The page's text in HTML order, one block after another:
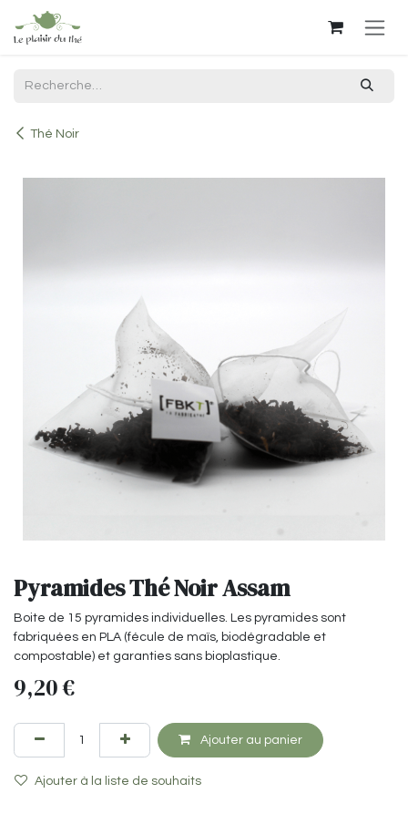
Se rendre au contenu
Thé Noir
Pyramides Thé Noir Assam
Boite de 15 pyramides individuelles. Les pyramides sont
fabriquées en PLA (fécule de maïs, biodégradable et
compostable) et garanties sans bioplastique.
9,20€
Ajouter au panier
Ajouter à la liste de souhaits